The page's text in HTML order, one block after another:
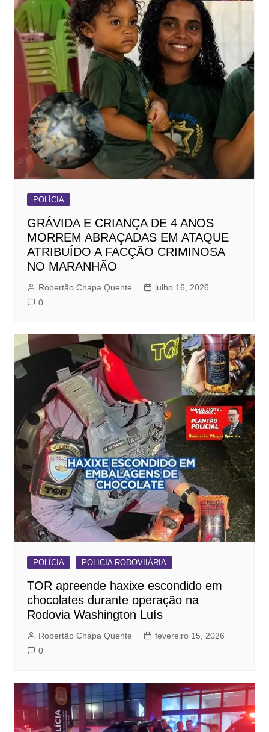
POLÍCIA
GRÁVIDA E CRIANÇA DE 4 ANOS
MORREM ABRAÇADAS EM ATAQUE
ATRIBUÍDO A FACÇÃO CRIMINOSA
NO MARANHÃO
Robertão Chapa Quente
julho 16, 2026
0
POLÍCIA POLICIA RODOVIIÁRIA
TOR apreende haxixe escondido em
chocolates durante operação na
Rodovia Washington Luís
Robertão Chapa Quente
fevereiro 15, 2026
0